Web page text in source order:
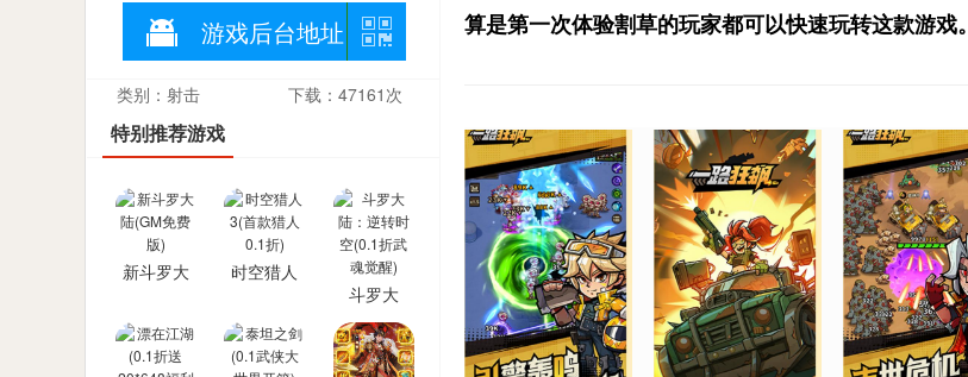
游戏后台地址
类别：射击 下载：47161次
特别推荐游戏
新斗罗大
费版)
时空猎人
人0.1折)
斗罗大
陆：逆转
时空(0.1折
算是第一次体验割草的玩家都可以快速玩转这款游戏。